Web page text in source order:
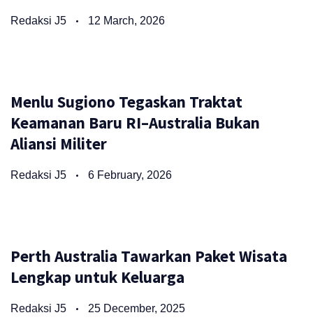
Redaksi J5 12 March, 2026
Menlu Sugiono Tegaskan Traktat
Keamanan Baru RI–Australia Bukan
Aliansi Militer
Redaksi J5 6 February, 2026
Perth Australia Tawarkan Paket Wisata
Lengkap untuk Keluarga
Redaksi J5 25 December, 2025